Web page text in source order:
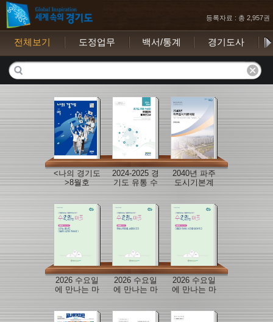
등록자료 : 총 2,957권
전체보기 도정업무 백서/통계 경기도사
<나의 경기도
>8월호
2024-2025 경
기도 유통 수
서
2040년 파주
도시기본계
2026 수요일
에 만나는 마
호)
2026 수요일
에 만나는 마
2026 수요일
에 만나는 마